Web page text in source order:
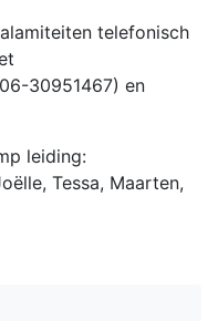
telefonisch
30951467) en
leiding:
Tessa, Maarten,